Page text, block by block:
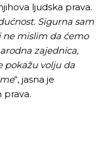
ljudska prava.
Sigurna sam
ne mislim da ćemo
zajednica,
pokažu volju da
“, jasna je
prava.